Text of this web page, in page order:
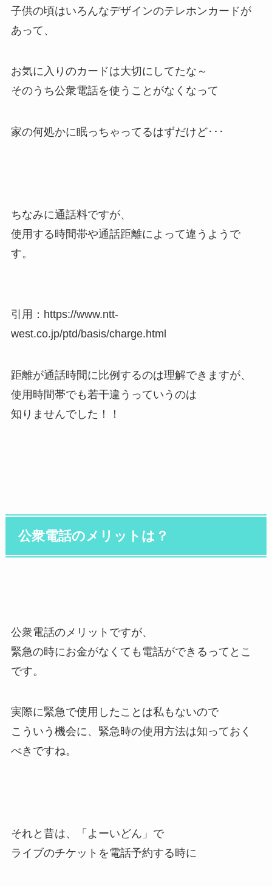
子供の頃はいろんなデザインのテレホンカードが
あって、
お気に入りのカードは大切にしてたな～
そのうち公衆電話を使うことがなくなって
家の何処かに眠っちゃってるはずだけど･･･
ちなみに通話料ですが、
使用する時間帯や通話距離によって違うようで
す。
引用：https://www.ntt-
west.co.jp/ptd/basis/charge.html
距離が通話時間に比例するのは理解できますが、
使用時間帯でも若干違うっていうのは
知りませんでした！！
公衆電話のメリットは？
公衆電話のメリットですが、
緊急の時にお金がなくても電話ができるってとこ
です。
実際に緊急で使用したことは私もないので
こういう機会に、緊急時の使用方法は知っておく
べきですね。
それと昔は、「よーいどん」で
ライブのチケットを電話予約する時に